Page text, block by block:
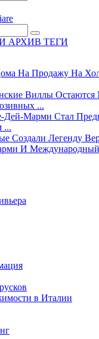
АРХИВ ТЕГИ
На Продажу На
Виллы Остаются
...
Дей-Марми Стал
...
Создали Легенду
И
в Италии